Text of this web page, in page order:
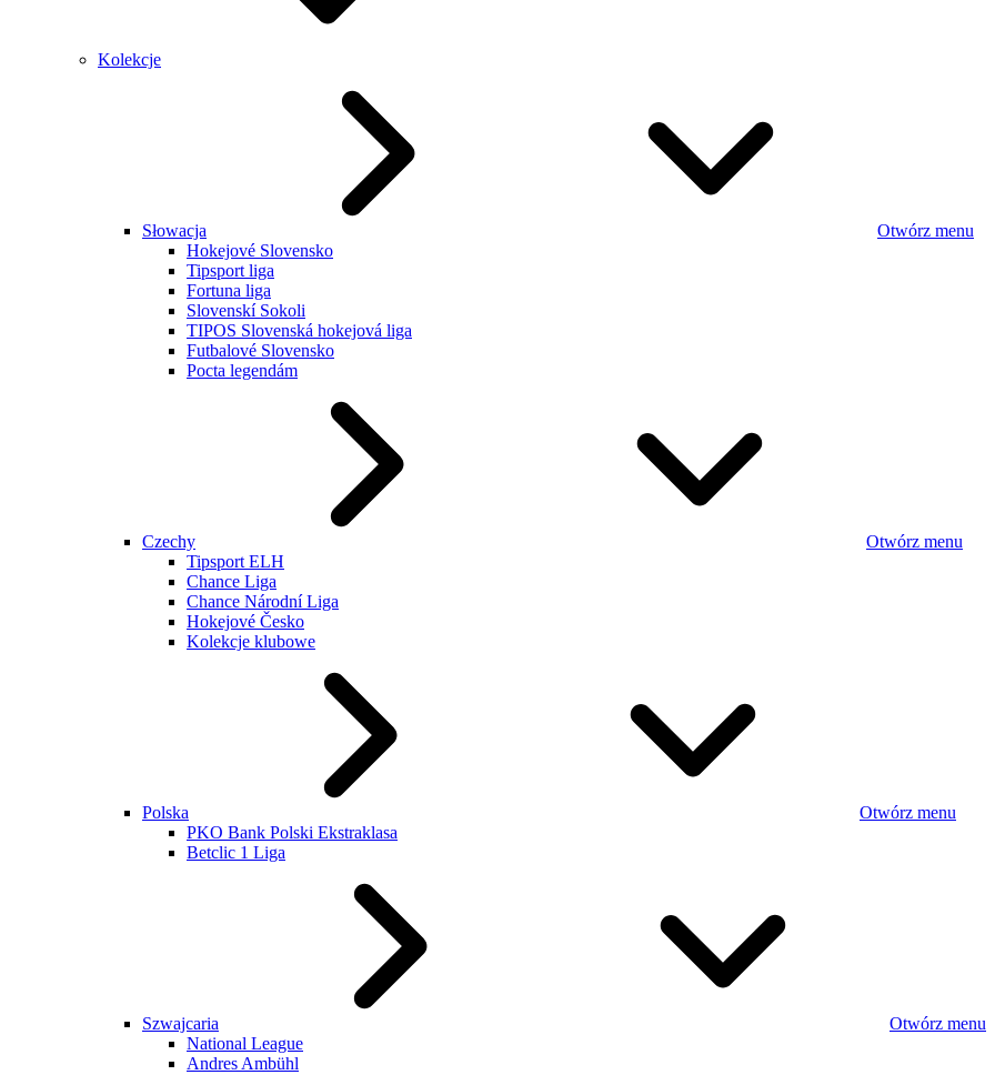
Kolekcje
Słowacja
Otwórz menu
Hokejové Slovensko
Tipsport liga
Fortuna liga
Slovenskí Sokoli
TIPOS Slovenská hokejová liga
Futbalové Slovensko
Pocta legendám
Czechy
Otwórz menu
Tipsport ELH
Chance Liga
Chance Národní Liga
Hokejové Česko
Kolekcje klubowe
Polska
Otwórz menu
PKO Bank Polski Ekstraklasa
Betclic 1 Liga
Szwajcaria
Otwórz menu
National League
Andres Ambühl